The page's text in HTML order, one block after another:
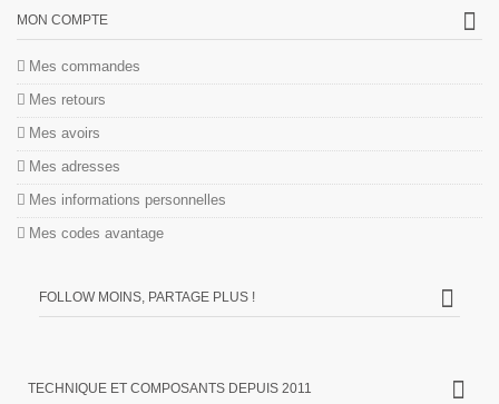
MON COMPTE
Mes commandes
Mes retours
Mes avoirs
Mes adresses
Mes informations personnelles
Mes codes avantage
FOLLOW MOINS, PARTAGE PLUS !
TECHNIQUE ET COMPOSANTS DEPUIS 2011